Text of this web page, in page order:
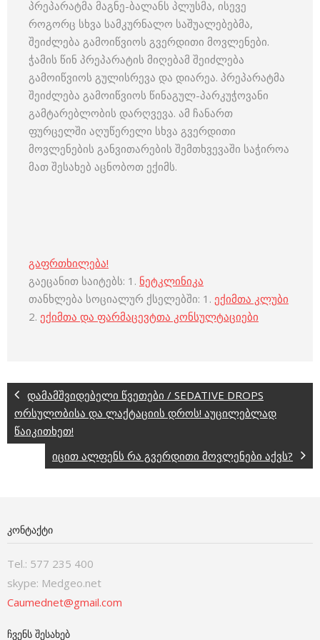
პრეპარატმა მაგნე-ბალანს პლუსმა, ისევე
როგორც სხვა სამკურნალო საშუალებებმა,
შეიძლება გამოიწვიოს გვერდითი მოვლენები.
ჭამის წინ პრეპარატის მიღებამ შეიძლება
გამოიწვიოს გულისრევა და დიარეა. პრეპარატმა
შეიძლება გამოიწვიოს წინაგულ-პარკუჭოვანი
გამტარებლობის დარღვევა. ამ ჩანართ
ფურცელში აღუწერელი სხვა გვერდითი
მოვლენების განვითარების შემთხვევაში საჭიროა
მათ შესახებ აცნობოთ ექიმს.
გაფრთხილება!
გაეცანით საიტებს: 1. ნეტკლინიკა
თანხლება სოციალურ ქსელებში: 1. ექიმთა კლუბი
2. ექიმთა და ფარმაცევტთა კონსულტაციები
დამამშვიდებელი წვეთები / SEDATIVE DROPS
ორსულობისა და ლაქტაციის დროს! აუცილებლად
წაიკითხეთ!
იცით ალფენს რა გვერდითი მოვლენები აქვს?
ᲙᲝᲜᲢᲐᲥᲢᲘ
Tel.: 577 235 400
skype: Medgeo.net
Caumednet@gmail.com
ᲩᲕᲔᲜᲡ ᲨᲔᲡᲐᲮᲔᲑ